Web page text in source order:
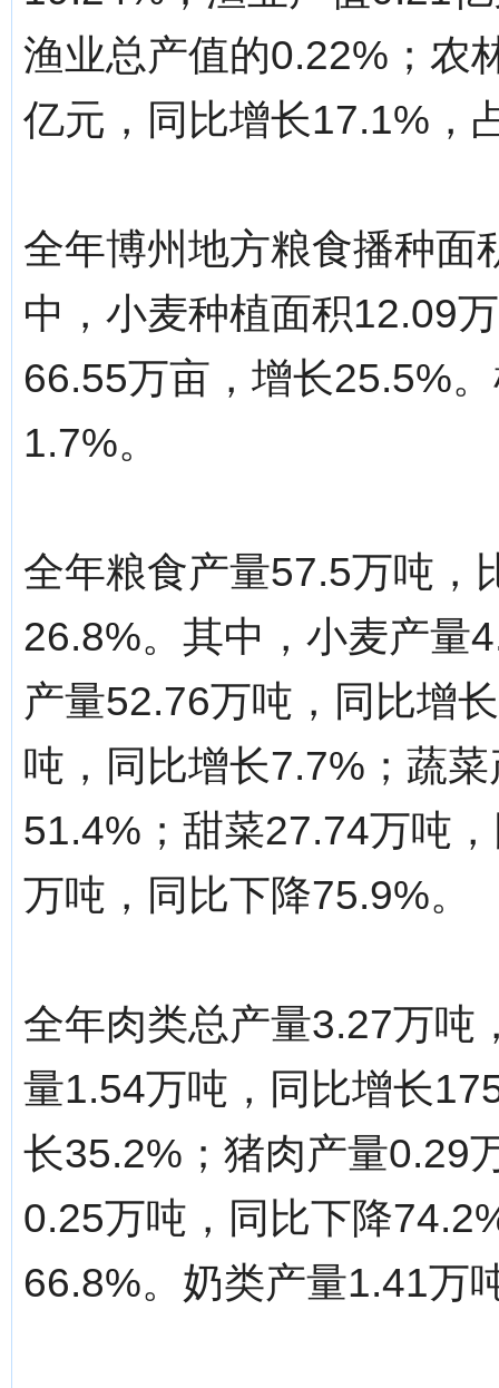
渔业总产值的0.22%；农
亿元，同比增长17.1%，
全年博州地方粮食播种面
中，小麦种植面积12.09
66.55万亩，增长25.5%
1.7%。
全年粮食产量57.5万吨，
26.8%。其中，小麦产量
产量52.76万吨，同比增
吨，同比增长7.7%；蔬
51.4%；甜菜27.74万吨
万吨，同比下降75.9%。
全年肉类总产量3.27万吨
量1.54万吨，同比增长
长35.2%；猪肉产量0.29
0.25万吨，同比下降
66.8%。奶类产量1.41万